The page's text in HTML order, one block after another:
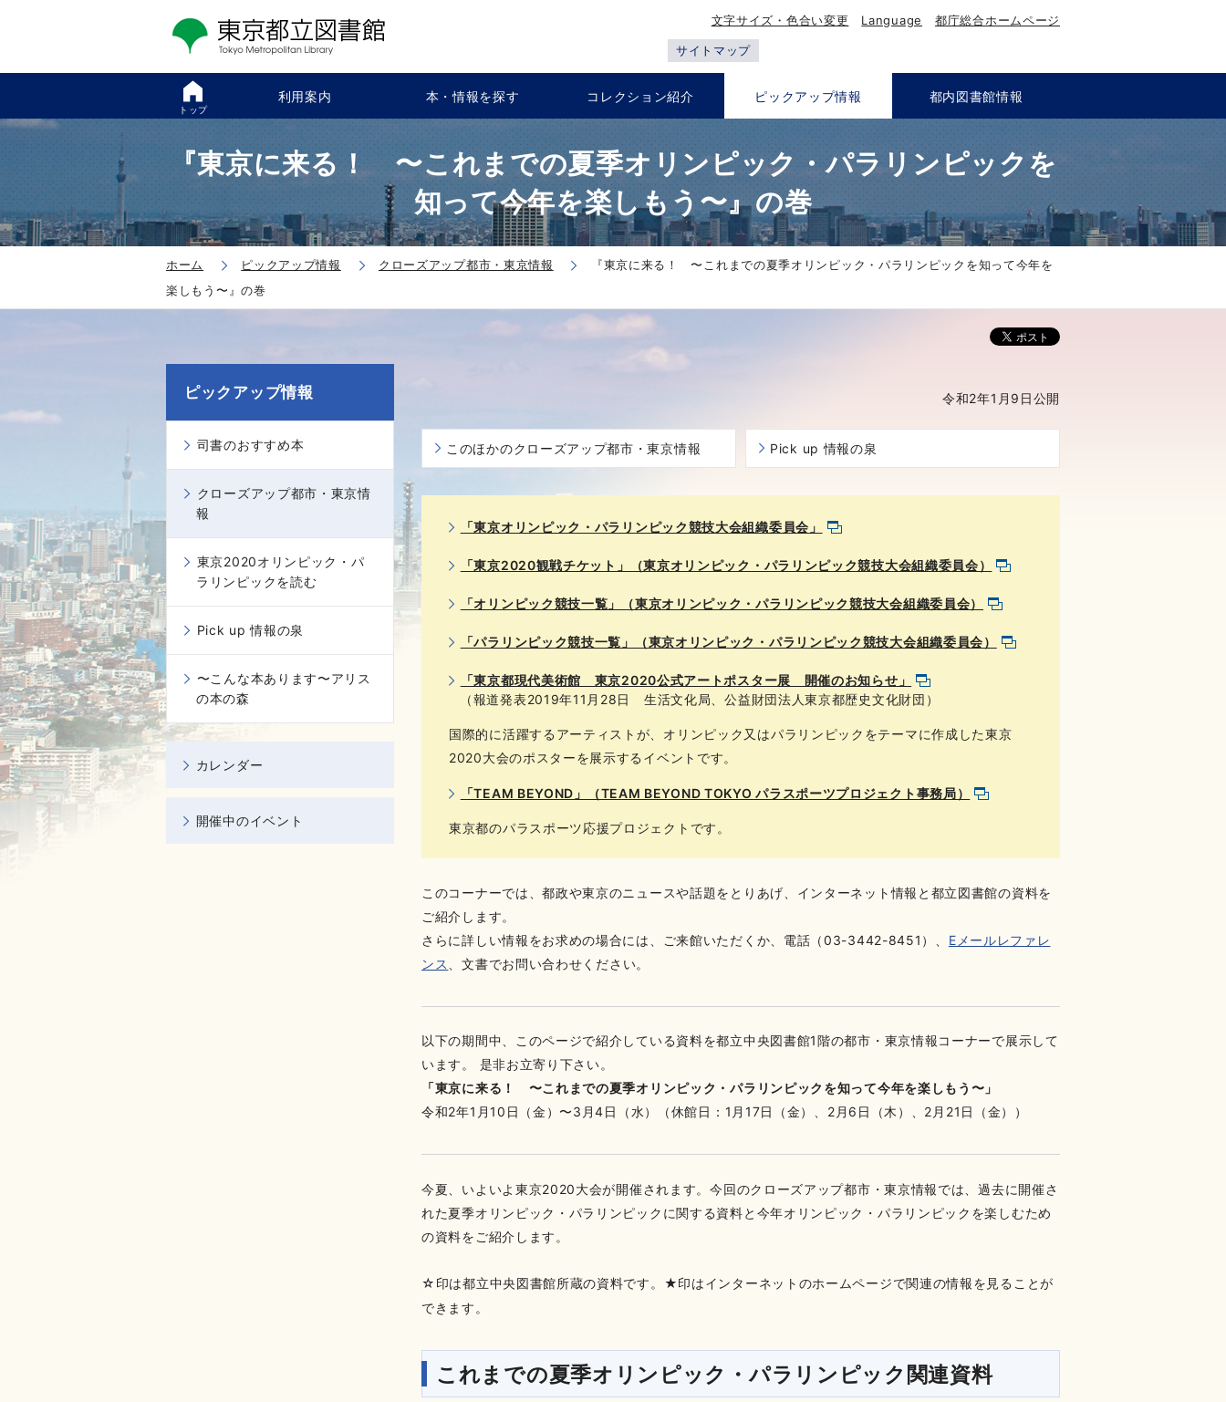
文字サイズ・色合い変更 Language 都庁総合ホームページ
サイトマップ
トップ
利用案内 本・情報を探す コレクション紹介 ピックアップ情報 都内図書館情報
『東京に来る！ 〜これまでの夏季オリンピック・パラリンピックを
知って今年を楽しもう〜』の巻
ホーム ピックアップ情報 クローズアップ都市・東京情報
『東京に来る！ 〜これまでの夏季オリンピック・パラリンピックを知って今年を
楽しもう〜』の巻
令和2年1月9日公開
このほかのクローズアップ都市・東京情報 Pick up 情報の泉
「東京オリンピック・パラリンピック競技大会組織委員会」
「東京2020観戦チケット」（東京オリンピック・パラリンピック競技大会組織委員会）
「オリンピック競技一覧」（東京オリンピック・パラリンピック競技大会組織委員会）
「パラリンピック競技一覧」（東京オリンピック・パラリンピック競技大会組織委員会）
「東京都現代美術館 東京2020公式アートポスター展 開催のお知らせ」
（報道発表2019年11月28日 生活文化局、公益財団法人東京都歴史文化財団）
国際的に活躍するアーティストが、オリンピック又はパラリンピックをテーマに作成した東京
2020大会のポスターを展示するイベントです。
「TEAM BEYOND」（TEAM BEYOND TOKYO パラスポーツプロジェクト事務局）
東京都のパラスポーツ応援プロジェクトです。
このコーナーでは、都政や東京のニュースや話題をとりあげ、インターネット情報と都立図書館の資料を
ご紹介します。
さらに詳しい情報をお求めの場合には、ご来館いただくか、電話（03-3442-8451）、 Eメールレファレ
ンス
、文書でお問い合わせください。
以下の期間中、このページで紹介している資料を都立中央図書館1階の都市・東京情報コーナーで展示して
います。 是非お立寄り下さい。
「東京に来る！ 〜これまでの夏季オリンピック・パラリンピックを知って今年を楽しもう〜」
令和2年1月10日（金）〜3月4日（水）（休館日：1月17日（金）、2月6日（木）、2月21日（金））
今夏、いよいよ東京2020大会が開催されます。今回のクローズアップ都市・東京情報では、過去に開催さ
れた夏季オリンピック・パラリンピックに関する資料と今年オリンピック・パラリンピックを楽しむため
の資料をご紹介します。
☆印は都立中央図書館所蔵の資料です。★印はインターネットのホームページで関連の情報を見ることが
できます。
これまでの夏季オリンピック・パラリンピック関連資料
ピックアップ情報
司書のおすすめ本
クローズアップ都市・東京情
報
東京2020オリンピック・パ
ラリンピックを読む
Pick up 情報の泉
〜こんな本あります〜アリス
の本の森
カレンダー
開催中のイベント